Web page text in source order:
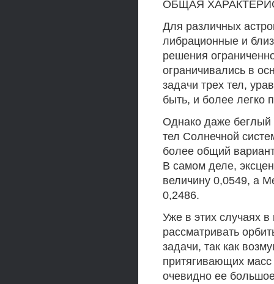
ОБЩАЯ
Для различных
либрационные и
решения
ограничивались в
задачи трех тел,
быть, и более легко
Однако даже беглый
тел Солнечной
более общий
В самом деле,
величину 0,0549, а
0,2486.
Уже в этих случаях
рассматривать
задачи, так как
притягивающих масс
очевидно ее